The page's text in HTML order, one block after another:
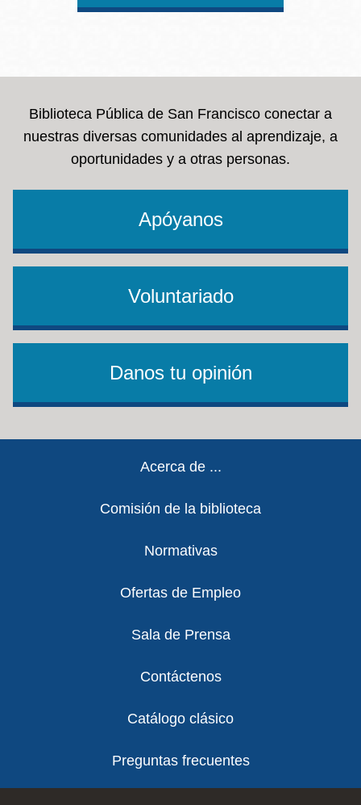
Biblioteca Pública de San Francisco conectar a
nuestras diversas comunidades al aprendizaje, a
oportunidades y a otras personas.
Apóyanos
Voluntariado
Danos tu opinión
Acerca de ...
Comisión de la biblioteca
Normativas
Ofertas de Empleo
Sala de Prensa
Contáctenos
Catálogo clásico
Preguntas frecuentes